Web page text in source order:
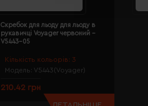
Кількість кольорів: 3
Модель: V5443(Voyager)
Скребок для льоду для льоду в
рукавичці Voyager червоний -
V5443-05
210.42 грн